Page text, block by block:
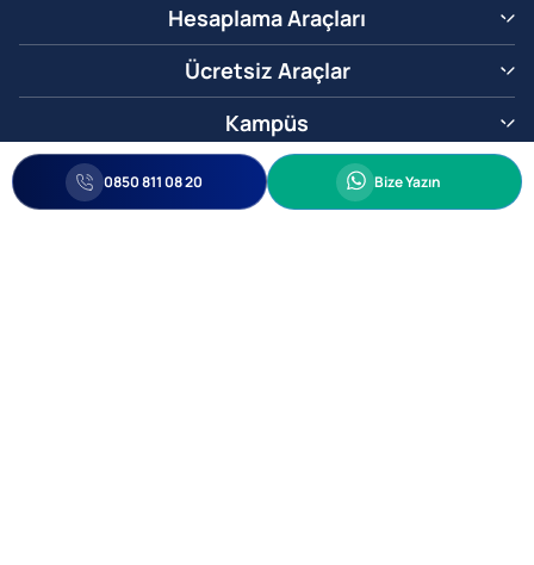
Hesaplama Araçları
Ücretsiz Araçlar
Kampüs
0850 811 08 20 Whatsapp
Bize Yazın
0850 811 08 20